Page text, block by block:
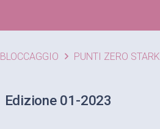
BLOCCAGGIO PUNTI ZERO STARK
Edizione 01-2023